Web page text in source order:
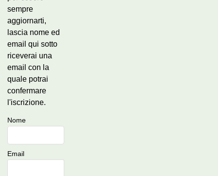
sempre
aggiornarti,
lascia nome ed
email qui sotto
riceverai una
email con la
quale potrai
confermare
l'iscrizione.
Nome
Email